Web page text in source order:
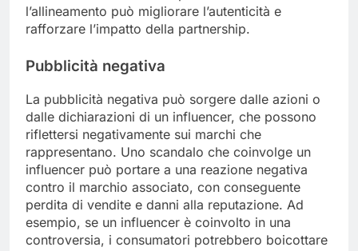
l’allineamento può migliorare l’autenticità e
rafforzare l’impatto della partnership.
Pubblicità negativa
La pubblicità negativa può sorgere dalle azioni o
dalle dichiarazioni di un influencer, che possono
riflettersi negativamente sui marchi che
rappresentano. Uno scandalo che coinvolge un
influencer può portare a una reazione negativa
contro il marchio associato, con conseguente
perdita di vendite e danni alla reputazione. Ad
esempio, se un influencer è coinvolto in una
controversia, i consumatori potrebbero boicottare